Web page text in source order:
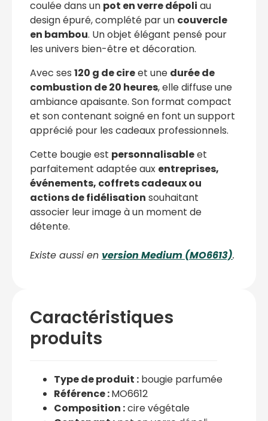
coulée dans un pot en verre dépoli au
design épuré, complété par un couvercle
en bambou. Un objet élégant pensé pour
les univers bien-être et décoration.
Avec ses 120 g de cireet une durée de
combustion de 20 heures, elle diffuse une
ambiance apaisante. Son format compact
et son contenant soigné en font un support
apprécié pour les cadeaux professionnels.
Cette bougie est personnalisableet
parfaitement adaptée aux entreprises,
événements, coffrets cadeaux ou
actions de fidélisation souhaitant
associer leur image à un moment de
détente.
Existe aussi en version Medium (MO6613).
Caractéristiques
produits
Type de produit : bougie parfumée
Référence :MO6612
Composition :cire végétale